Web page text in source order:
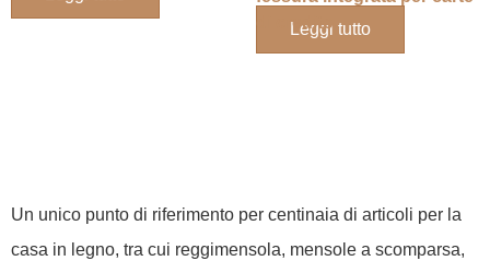
di credito.
Leggi tutto
Un unico punto di riferimento per centinaia di articoli per la
casa in legno, tra cui reggimensola, mensole a scomparsa,